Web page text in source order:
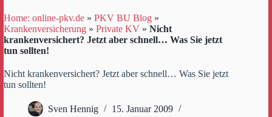
Home: online-pkv.de » PKV BU Blog »
Krankenversicherung » Private KV » Nicht
krankenversichert? Jetzt aber schnell… Was Sie jetzt
tun sollten!
Nicht krankenversichert? Jetzt aber schnell… Was Sie jetzt
tun sollten!
Sven Hennig
15. Januar 2009